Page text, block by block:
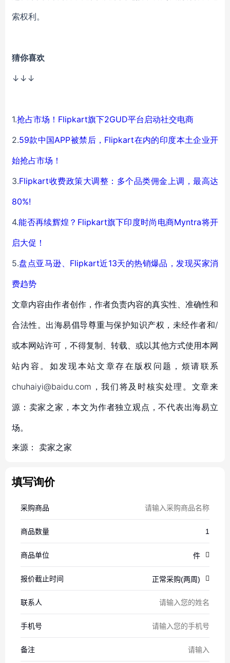
索权利。
猜你喜欢
↓↓↓
1.抢占市场！Flipkart旗下2GUD平台启动社交电商
2.59款中国APP被禁后，Flipkart在内的印度本土企业开
始抢占市场！
3.Flipkart收费政策大调整：多个品类佣金上调，最高达
80%!
4.能否再续辉煌？Flipkart旗下印度时尚电商Myntra将开
启大促！
5.盘点亚马逊、Flipkart近13天的热销爆品，发现买家消
费趋势
文章内容由作者创作，作者负责内容的真实性、准确性和
合法性。出海易倡导尊重与保护知识产权，未经作者和/
或本网站许可，不得复制、转载、或以其他方式使用本网
站内容。如发现本站文章存在版权问题，烦请联系
chuhaiyi@baidu.com，我们将及时核实处理。文章来
源：卖家之家，本文为作者独立观点，不代表出海易立
场。
来源： 卖家之家
填写询价